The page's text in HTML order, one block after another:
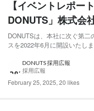
【イベントレポ
DONUTS」株式会
ビジネス専門学校
ート
DONUTSは、本社に次ぐ第
スを2022年6月に開設いたし
ます。 今回は地域活性化・
25日(土)〜26日(日)の2日間に
DONUTS 採用広報
採用広報
February 25, 2025, 20 likes